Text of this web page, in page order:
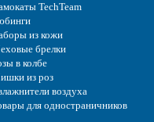
TechTeam
из кожи
брелки
в колбе
из роз
воздуха
для одностраничников